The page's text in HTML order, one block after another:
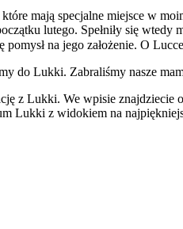
mają specjalne miejsce w
lutego. Spełniły się
pomysł na jego założenie. O
do Lukki. Zabraliśmy nasze
z Lukki. We wpisie
Lukki z widokiem na